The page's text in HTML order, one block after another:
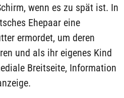
wenn es zu spät ist. In
Ehepaar eine
ermordet, um deren
und als ihr eigenes Kind
Breitseite, Information